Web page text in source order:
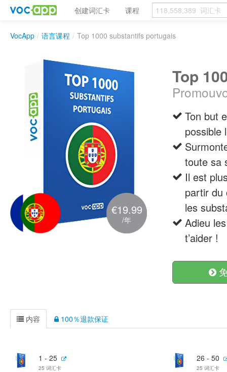
创建词汇卡 课程
VocApp / 语言课程 / Top 1000 substantifs portugais
€19.99
/年
Top
Ton but
possible
toute sa
Il est
partir du
les
Adieu
t’aider !
内容 100％退款保证
1 - 25
25 词汇卡
26 - 50
25 词汇卡